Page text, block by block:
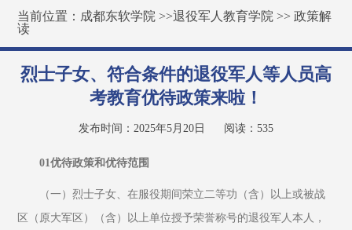
当前位置： 成都东软学院 >>退役军人教育学院 >>政策解
读
烈士子女、符合条件的退役军人等人员高
考教育优待政策来啦！
发布时间：2025年5月20日 阅读： 535
01优待政策和优待范围
（一）烈士子女、在服役期间荣立二等功（含）以上或被战
区（原大军区）（含）以上单位授予荣誉称号的退役军人本人，